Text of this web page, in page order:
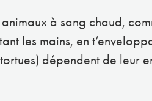
animaux à sang chaud,
les mains, en
dépendent de leur